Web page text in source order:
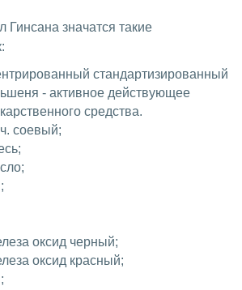
Гинсана значатся такие
стандартизированный
- активное действующее
средства.
соевый;
оксид черный;
оксид красный;